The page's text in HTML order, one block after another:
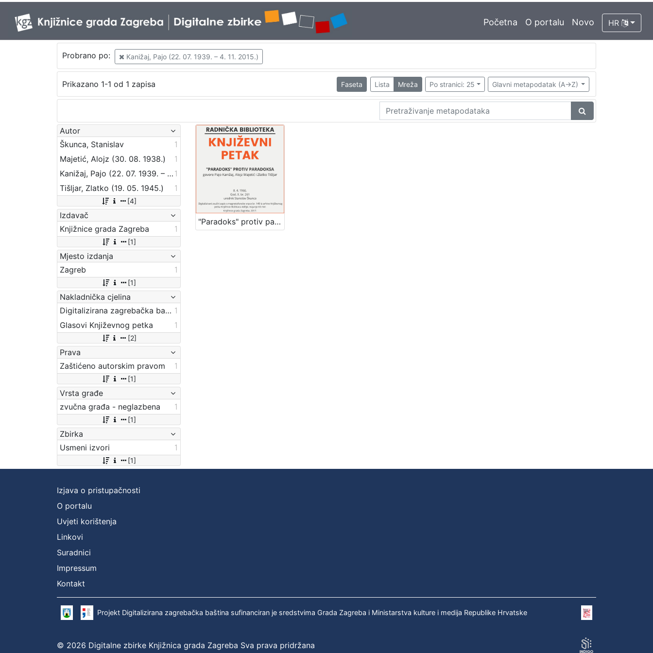
Početna O portalu Novo HR
Probrano po: Kanižaj, Pajo (22. 07. 1939. – 4. 11. 2015.)
Prikazano 1-1 od 1 zapisa Faseta Lista Mreža Po stranici: 25 Glavni metapodatak (A->Z)
Autor
Škunca, Stanislav
1
Majetić, Alojz (30. 08. 1938.)
1
Kanižaj, Pajo (22. 07. 1939. – 4. 11. 2015.) 1
Tišljar, Zlatko (19. 05. 1945.)
1
[4]
Izdavač
Knjižnice grada Zagreba
1
[1]
Mjesto izdanja
Zagreb
1
[1]
Nakladnička cjelina
Digitalizirana zagrebačka baština 1
Glasovi Književnog petka
1
[2]
Prava
Zaštićeno autorskim pravom
1
[1]
Vrsta građe
zvučna građa - neglazbena
1
[1]
Zbirka
Usmeni izvori
1
[1]
"Paradoks" protiv paradoksa : Književni petak, 8. 4. 1966., Radnički dom / govore Pajo Kanižaj, Alojz Majetić, Zlatko Tišljar ; urednik Stanislav Škunca
Izjava o pristupačnosti
O portalu
Uvjeti korištenja
Linkovi
Suradnici
Impressum
Kontakt
Projekt Digitalizirana zagrebačka baština sufinanciran je sredstvima Grada Zagreba i Ministarstva kulture i medija Republike Hrvatske
© 2026 Digitalne zbirke Knjižnica grada Zagreba Sva prava pridržana